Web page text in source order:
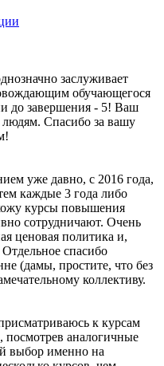
заслуживает
обучающегося
до завершения - 5! Ваш
Спасибо за вашу
уже давно, с 2016 года,
каждые 3 года либо
курсы повышения
сотрудничают. Очень
ценовая политика и,
спасибо
(дамы, простите, что без
коллективу.
к курсам
аналогичные
выбор именно на